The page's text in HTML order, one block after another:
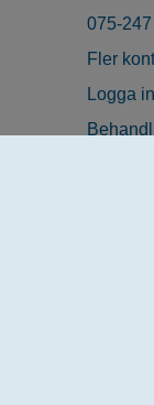
075-
Fler
Logga in